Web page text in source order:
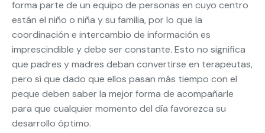
forma parte de un equipo de personas en cuyo centro
están el niño o niña y su familia, por lo que la
coordinación e intercambio de información es
imprescindible y debe ser constante. Esto no significa
que padres y madres deban convertirse en terapeutas,
pero sí que dado que ellos pasan más tiempo con el
peque deben saber la mejor forma de acompañarle
para que cualquier momento del día favorezca su
desarrollo óptimo.